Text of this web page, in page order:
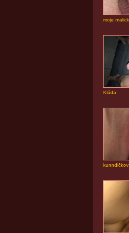
moje
Kláda